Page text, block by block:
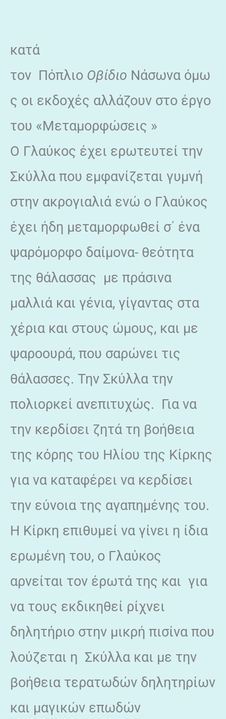
κατά
τον Πόπλιο Οβίδιο Νάσωνα όμω
ς οι εκδοχές αλλάζουν στο έργο
του «Μεταμορφώσεις »
Ο Γλαύκος έχει ερωτευτεί την
Σκύλλα που εμφανίζεται γυμνή
στην ακρογιαλιά ενώ ο Γλαύκος
έχει ήδη μεταμορφωθεί σ΄ ένα
ψαρόμορφο δαίμονα- θεότητα
της θάλασσας με πράσινα
μαλλιά και γένια, γίγαντας στα
χέρια και στους ώμους, και με
ψαροουρά, που σαρώνει τις
θάλασσες. Την Σκύλλα την
πολιορκεί ανεπιτυχώς. Για να
την κερδίσει ζητά τη βοήθεια
της κόρης του Ηλίου της Κίρκης
για να καταφέρει να κερδίσει
την εύνοια της αγαπημένης του.
Η Κίρκη επιθυμεί να γίνει η ίδια
ερωμένη του, ο Γλαύκος
αρνείται τον έρωτά της και για
να τους εκδικηθεί ρίχνει
δηλητήριο στην μικρή πισίνα που
λούζεται η Σκύλλα και με την
βοήθεια τερατωδών δηλητηρίων
και μαγικών επωδών